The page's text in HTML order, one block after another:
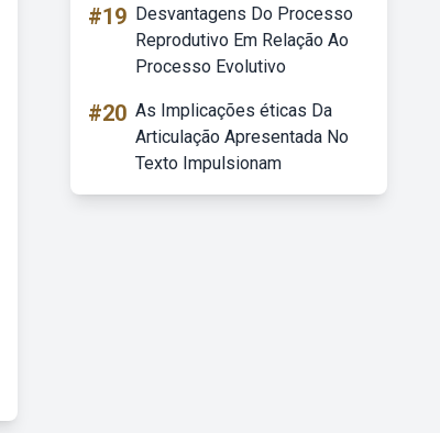
#19 Desvantagens Do Processo
Reprodutivo Em Relação Ao
Processo Evolutivo
#20 As Implicações éticas Da
Articulação Apresentada No
Texto Impulsionam